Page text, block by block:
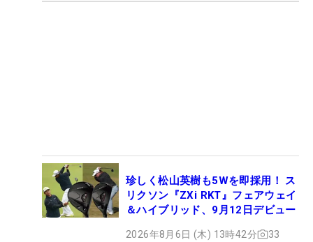
珍しく松山英樹も5Wを即採用！ ス
リクソン『ZXi RKT』フェアウェイ
＆ハイブリッド、9月12日デビュー
2026年8月6日 (木) 13時42分 33